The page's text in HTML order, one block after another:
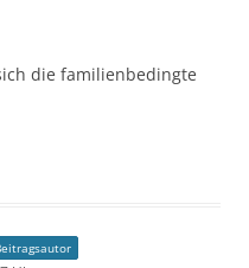
die familienbedingte